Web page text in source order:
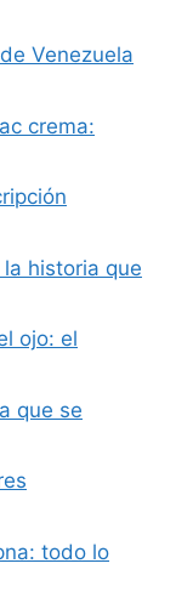
Venezuela
crema:
historia que
ojo: el
que se
todo lo